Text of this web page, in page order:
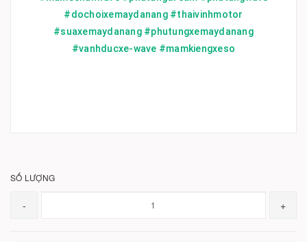
#dochoixemaydanang #thaivinhmotor
#suaxemaydanang #phutungxemaydanang
#vanhducxe-wave #mamkiengxeso
SỐ LƯỢNG
- +